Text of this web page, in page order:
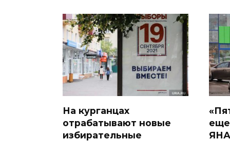
На курганцах
отрабатывают новые
избирательные